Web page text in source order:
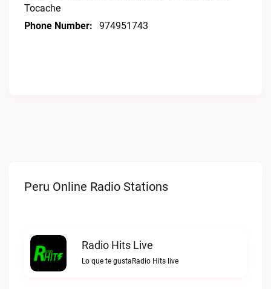
Tocache
Phone Number:
974951743
Peru Online Radio Stations
Radio Hits Live
Lo que te gustaRadio Hits live